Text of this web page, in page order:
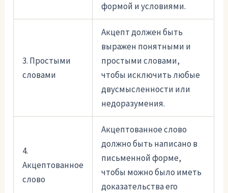
формой и условиями.
3. Простыми
словами
Акцепт должен быть
выражен понятными и
простыми словами,
чтобы исключить любые
двусмысленности или
недоразумения.
4.
Акцептованное
слово
Акцептованное слово
должно быть написано в
письменной форме,
чтобы можно было иметь
доказательства его